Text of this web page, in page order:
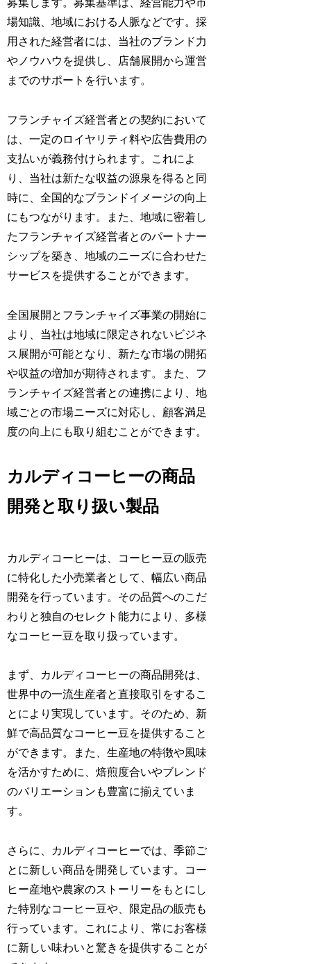
募集します。募集基準は、経営能力や市
場知識、地域における人脈などです。採
用された経営者には、当社のブランド力
やノウハウを提供し、店舗展開から運営
までのサポートを行います。
フランチャイズ経営者との契約において
は、一定のロイヤリティ料や広告費用の
支払いが義務付けられます。これによ
り、当社は新たな収益の源泉を得ると同
時に、全国的なブランドイメージの向上
にもつながります。また、地域に密着し
たフランチャイズ経営者とのパートナー
シップを築き、地域のニーズに合わせた
サービスを提供することができます。
全国展開とフランチャイズ事業の開始に
より、当社は地域に限定されないビジネ
ス展開が可能となり、新たな市場の開拓
や収益の増加が期待されます。また、フ
ランチャイズ経営者との連携により、地
域ごとの市場ニーズに対応し、顧客満足
度の向上にも取り組むことができます。
カルディコーヒーの商品
開発と取り扱い製品
カルディコーヒーは、コーヒー豆の販売
に特化した小売業者として、幅広い商品
開発を行っています。その品質へのこだ
わりと独自のセレクト能力により、多様
なコーヒー豆を取り扱っています。
まず、カルディコーヒーの商品開発は、
世界中の一流生産者と直接取引をするこ
とにより実現しています。そのため、新
鮮で高品質なコーヒー豆を提供すること
ができます。また、生産地の特徴や風味
を活かすために、焙煎度合いやブレンド
のバリエーションも豊富に揃えていま
す。
さらに、カルディコーヒーでは、季節ご
とに新しい商品を開発しています。コー
ヒー産地や農家のストーリーをもとにし
た特別なコーヒー豆や、限定品の販売も
行っています。これにより、常にお客様
に新しい味わいと驚きを提供することが